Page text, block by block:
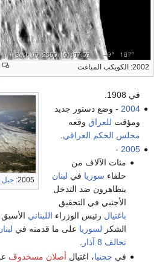
2002: الكويكب المباغت
2005: جبل
في 1908.
2004 - وضع دستور جديد
ومؤقت للعراق وقعه
مجلس الحكم العراقي
2005
-
مئات الآلاف من
حلفاء سوريا في لبنان
يتظاهرون ضد التدخل
الأجنبي في التحقيق
باغتيال رئيس الوزراء اللبناني الأسبق
الشكر لسوريا على ما قدمته في
تحالف 8 آذار
.
في چچنيا، اغتيال أصلان مسخدوڤ